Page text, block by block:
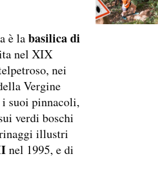
è labasilica di
nel XIX
nei
Vergine
suoi pinnacoli,
verdi boschi
illustri
nel 1995, e di